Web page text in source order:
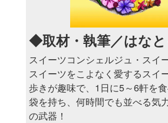
◆取材・執筆／はな
スイーツコンシェルジュ・スイ
スイーツをこよなく愛するスイ
歩きが趣味で、1日に5～6軒を
袋を持ち、何時間でも並べる気
の武器！